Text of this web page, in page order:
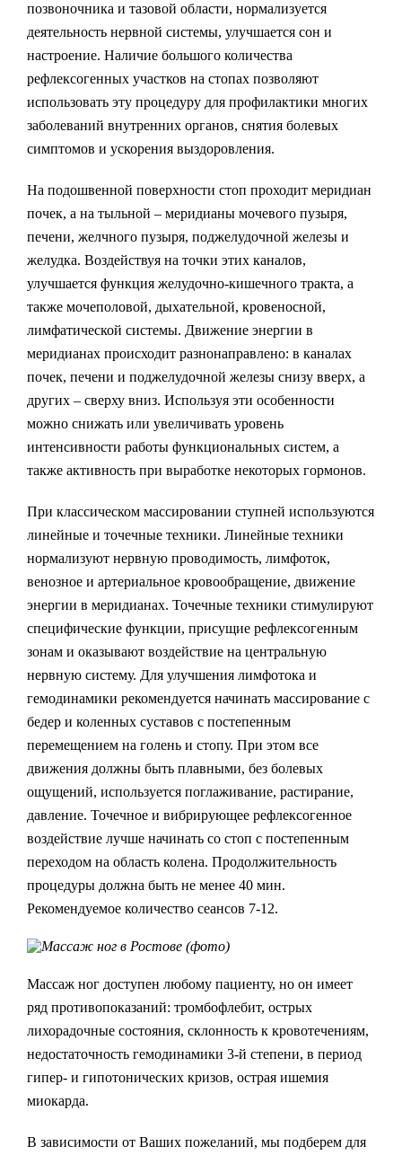
позвоночника и тазовой области, нормализуется
деятельность нервной системы, улучшается сон и
настроение. Наличие большого количества
рефлексогенных участков на стопах позволяют
использовать эту процедуру для профилактики многих
заболеваний внутренних органов, снятия болевых
симптомов и ускорения выздоровления.
На подошвенной поверхности стоп проходит меридиан
почек, а на тыльной – меридианы мочевого пузыря,
печени, желчного пузыря, поджелудочной железы и
желудка. Воздействуя на точки этих каналов,
улучшается функция желудочно-кишечного тракта, а
также мочеполовой, дыхательной, кровеносной,
лимфатической системы. Движение энергии в
меридианах происходит разнонаправлено: в каналах
почек, печени и поджелудочной железы снизу вверх, а
других – сверху вниз. Используя эти особенности
можно снижать или увеличивать уровень
интенсивности работы функциональных систем, а
также активность при выработке некоторых гормонов.
При классическом массировании ступней используются
линейные и точечные техники. Линейные техники
нормализуют нервную проводимость, лимфоток,
венозное и артериальное кровообращение, движение
энергии в меридианах. Точечные техники стимулируют
специфические функции, присущие рефлексогенным
зонам и оказывают воздействие на центральную
нервную систему. Для улучшения лимфотока и
гемодинамики рекомендуется начинать массирование с
бедер и коленных суставов с постепенным
перемещением на голень и стопу. При этом все
движения должны быть плавными, без болевых
ощущений, используется поглаживание, растирание,
давление. Точечное и вибрирующее рефлексогенное
воздействие лучше начинать со стоп с постепенным
переходом на область колена. Продолжительность
процедуры должна быть не менее 40 мин.
Рекомендуемое количество сеансов 7-12.
Массаж ног доступен любому пациенту, но он имеет
ряд противопоказаний: тромбофлебит, острых
лихорадочные состояния, склонность к кровотечениям,
недостаточность гемодинамики 3-й степени, в период
гипер- и гипотонических кризов, острая ишемия
миокарда.
В зависимости от Ваших пожеланий, мы подберем для